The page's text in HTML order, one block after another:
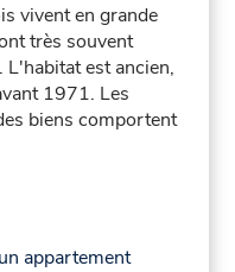
vivent en grande
très souvent
est ancien,
1971. Les
biens comportent
appartement